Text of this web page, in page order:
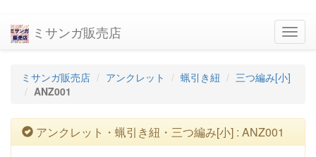
ミサンガ販売店
ミサンガ販売店 アンクレット 蝋引き紐
三つ編み[小]
ANZ001
アンクレット・蝋引き紐・三つ編み[小] : ANZ001